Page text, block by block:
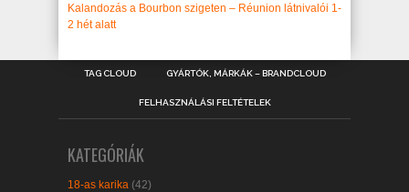
Kalandozás a Bourbon szigeten – Réunion látnivalói 1-
2 hét alatt
TAG CLOUD GYÁRTÓK, MÁRKÁK – BRANDCLOUD
FELHASZNÁLÁSI FELTÉTELEK
KATEGÓRIÁK
18-as karika (42)